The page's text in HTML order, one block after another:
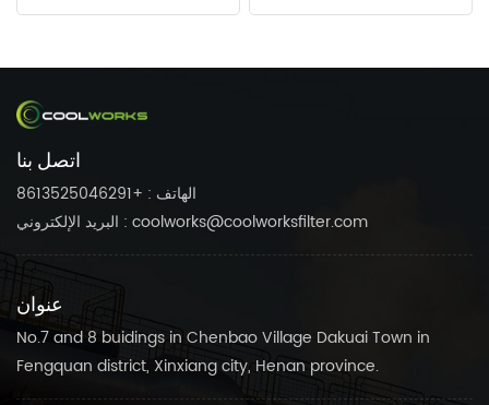
اتصل بنا
الهاتف : +8613525046291
البريد الإلكتروني : coolworks@coolworksfilter.com
عنوان
No.7 and 8 buidings in Chenbao Village Dakuai Town in
Fengquan district, Xinxiang city, Henan province.